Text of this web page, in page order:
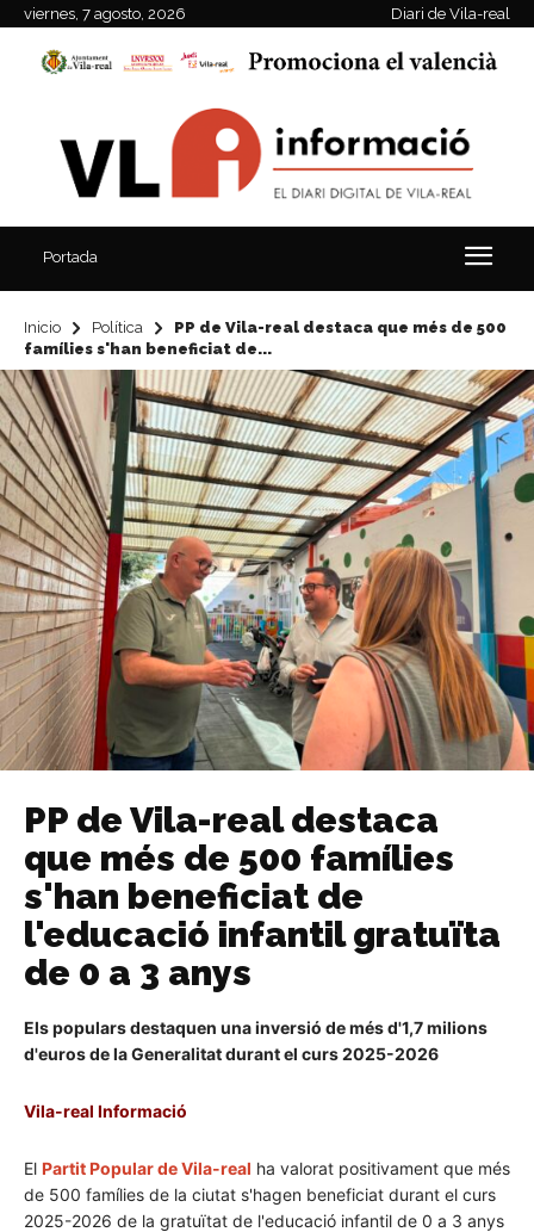
viernes, 7 agosto, 2026 Diari de Vila-real
Portada
Inicio Política
PP de Vila-real destaca que més de 500
famílies s'han beneficiat de...
PP de Vila-real destaca
que més de 500 famílies
s'han beneficiat de
l'educació infantil gratuïta
de 0 a 3 anys
Els populars destaquen una inversió de més d'1,7 milions
d'euros de la Generalitat durant el curs 2025-2026
Vila-real Informació
El Partit Popular de Vila-real ha valorat positivament que més
de 500 famílies de la ciutat s'hagen beneficiat durant el curs
2025-2026 de la gratuïtat de l'educació infantil de 0 a 3 anys